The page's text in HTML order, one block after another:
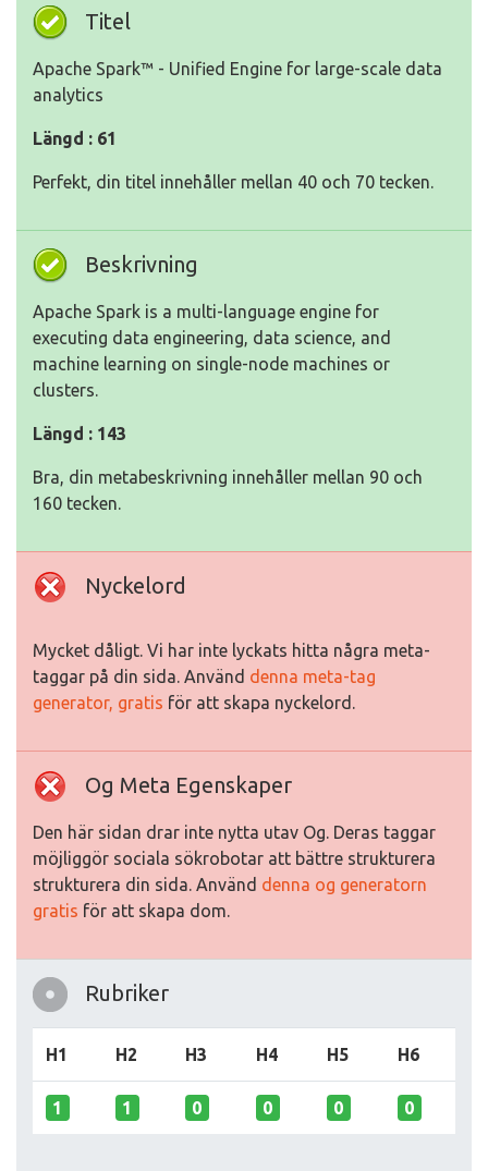
Titel
Apache Spark™ - Unified Engine for large-scale data
analytics
Längd : 61
Perfekt, din titel innehåller mellan 40 och 70 tecken.
Beskrivning
Apache Spark is a multi-language engine for
executing data engineering, data science, and
machine learning on single-node machines or
clusters.
Längd : 143
Bra, din metabeskrivning innehåller mellan 90 och
160 tecken.
Nyckelord
Mycket dåligt. Vi har inte lyckats hitta några meta-
taggar på din sida. Använd denna meta-tag
generator, gratis för att skapa nyckelord.
Og Meta Egenskaper
Den här sidan drar inte nytta utav Og. Deras taggar
möjliggör sociala sökrobotar att bättre strukturera
strukturera din sida. Använd denna og generatorn
gratis för att skapa dom.
Rubriker
H1 H2 H3 H4 H5 H6
1 1 0 0 0 0